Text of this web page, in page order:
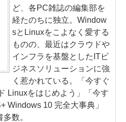
ど、各PC雑誌の編集部を
経たのちに独立。Window
sとLinuxをこよなく愛する
ものの、最近はクラウドや
インフラを基盤としたITビ
ジネスソリューションに強
く惹かれている。「今すぐ
Linuxをはじめよう」「今す
Windows 10 完全大事典」
数。